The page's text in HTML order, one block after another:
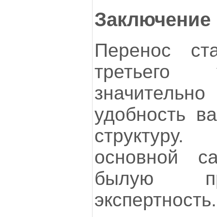
Заключение
Перенос
третьего
удобность
основной
былую